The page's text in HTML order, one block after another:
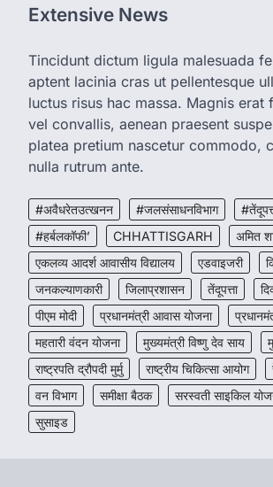
Extensive News
Tincidunt dictum ligula malesuada
aptent lacinia cras ut pellentesque
luctus risus hac massa. Magnis
vel convallis, aenean praesent
platea pretium nascetur commodo,
nulla rutrum ante.
#अवैधरेतउत्खनन #जलसंसाधनविभाग
#हर्बलकॉफी’
CHHATTISGARH अमित
एकलव्य आदर्श आवासीय विद्यालय
एडवाइजरी
जनकल्याणकारी
जिलाप्रशासन तेंदूपत्ता
पीएम मोदी
प्रधानमंत्री आवास योजना
महतारी वंदन योजना
मुख्यमंत्री विष्णु देव साय
राष्ट्रपति द्रौपदी मुर्मु
राष्ट्रीय चिकित्सा आयोग
वन विभाग
समीक्षा बैठक सरस्वती साइकिल
सुसाइड